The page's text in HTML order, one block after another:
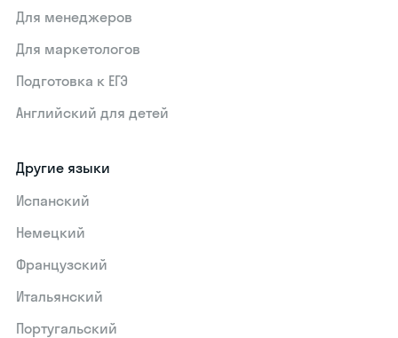
Для менеджеров
Для маркетологов
Подготовка к ЕГЭ
Английский для детей
Другие языки
Испанский
Немецкий
Французский
Итальянский
Португальский